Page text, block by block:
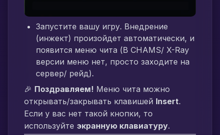
Запустите вашу игру. Внедрение
(инжект) произойдет автоматически, и
появится меню чита (В CHAMS/ X-Ray
версии меню нет, просто заходите на
сервер/ рейд).
🎉 Поздравляем! Меню чита можно
открывать/закрывать клавишей Insert.
Если у вас нет такой кнопки, то
используйте экранную клавиатуру.